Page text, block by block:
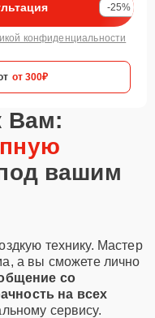
-25%
конфиденциальности
от 300₽
Вам:
вашим
технику. Мастер
а вы сможете лично
со
на всех
сервису.